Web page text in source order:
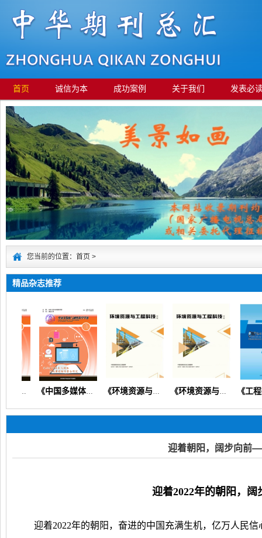
首页 诚信为本 成功案例 关于我们 发表必
您当前的位置：首页 >
精品杂志推荐
《中国多媒体与网络教学学报》 《环境资源与工程科技论坛》（生态环境矿产地质资源经济） 《环境资源与工程科技论坛》
迎着朝阳，阔步向前
迎着2022年的朝阳， 阔
迎着2022年的朝阳，奋进的中国充满生机，亿万人民信